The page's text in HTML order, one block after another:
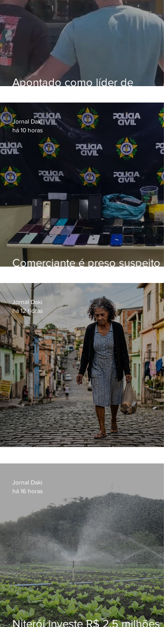
Apontado como líder de
aposentados é preso
Comerciante é preso suspeito
loja
Jornal Daki
há 10 horas
Jornal Daki
há 12 horas
Niterói investe R$ 2,5 milhões
Jornal Daki
há 16 horas